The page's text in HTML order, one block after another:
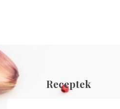
Receptek